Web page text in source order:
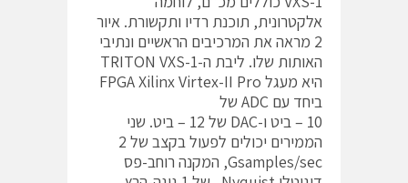
אלקטרונית, תוכנת רדיו ותקשורת. איור
2 מראה את המרכיבים הראשיים ונתיבי
האותות שלו. ליבת ה-TRITON VXS-1
היא מעגל FPGA Xilinx Virtex-II Pro
ביחד עם ADC של
10 – ביט ו-DAC של 12 – ביט. שני
הממירים יכולים לפעול בקצב של 2
Gsamples/sec, המקנה רוחב-פס